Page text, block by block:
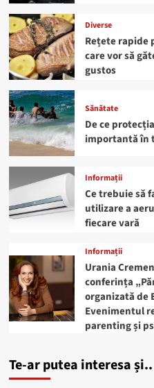
Diverse
Rețete rapide
care vor să
gustos
Sănătate
De ce
importantă în
Informații
Ce trebuie să
utilizare a
fiecare vară
Informații
Urania
conferința
organizată de
Evenimentul
parenting și
Te-ar putea interesa și..